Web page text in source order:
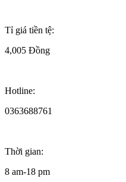
Tỉ giá tiền tệ:
4,005 Đồng
Hotline:
0363688761
Thời gian:
8 am-18 pm